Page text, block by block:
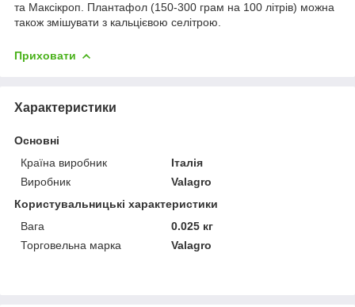
та Максікроп. Плантафол (150-300 грам на 100 літрів) можна
також змішувати з кальцієвою селітрою.
Приховати
Характеристики
Основні
Країна виробник
Італія
Виробник
Valagro
Користувальницькі характеристики
Вага
0.025 кг
Торговельна марка
Valagro